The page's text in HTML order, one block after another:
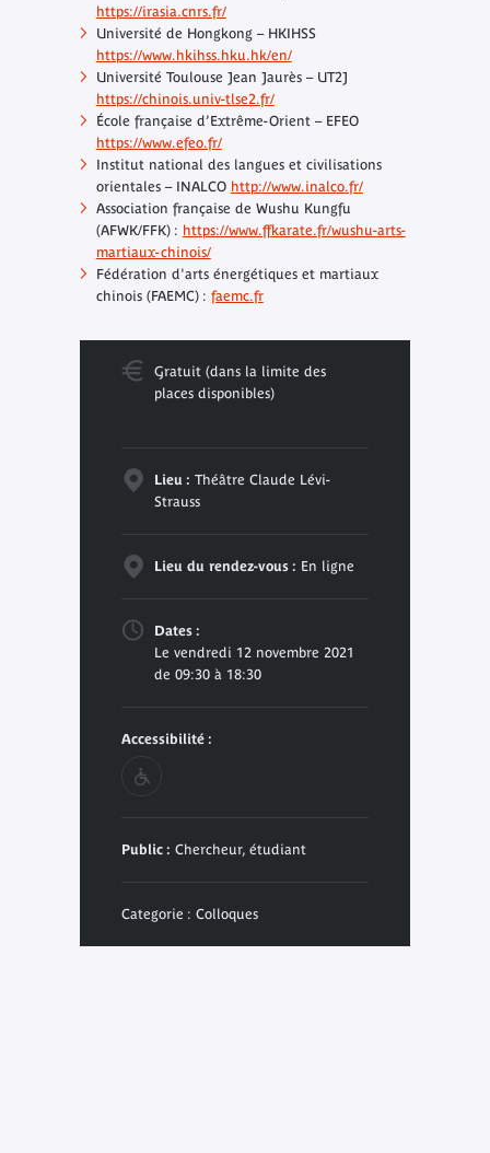
https://irasia.cnrs.fr/
Université de Hongkong – HKIHSS
https://www.hkihss.hku.hk/en/
Université Toulouse Jean Jaurès – UT2J
https://chinois.univ-tlse2.fr/
École française d’Extrême-Orient – EFEO
https://www.efeo.fr/
Institut national des langues et civilisations
orientales – INALCO http://www.inalco.fr/
Association française de Wushu Kungfu
(AFWK/FFK) : https://www.ffkarate.fr/wushu-arts-
martiaux-chinois/
Fédération d'arts énergétiques et martiaux
chinois (FAEMC) : faemc.fr
Gratuit (dans la limite des
places disponibles)
Lieu : Théâtre Claude Lévi-
Strauss
Lieu du rendez-vous : En ligne
Dates :
Le vendredi 12 novembre 2021
de 09:30 à 18:30
Accessibilité :
Public : Chercheur, étudiant
Categorie : Colloques